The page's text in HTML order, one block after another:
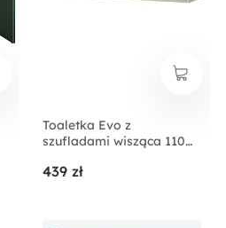
Toaletka Evo z
szufladami wisząca 110
439 zł